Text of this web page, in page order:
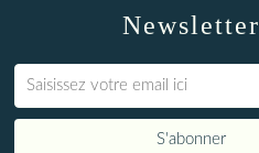
Newsletter